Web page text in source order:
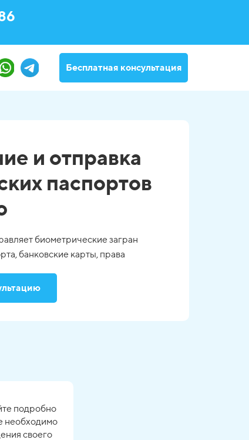
Бесплатная консультация
и отправка
паспортов
биометрические загран
банковские карты, права
подробно
необходимо
своего